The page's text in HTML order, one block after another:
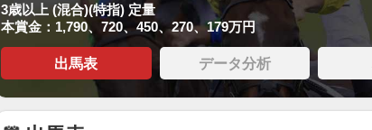
3歳以上 (混合)(特指) 定量
本賞金：1,790、720、450、270、179万円
出馬表 データ分析